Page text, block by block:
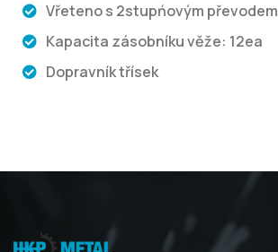
Vřeteno s 2stupńovým převodem
Kapacita zásobníku věže: 12ea
Dopravník třísek